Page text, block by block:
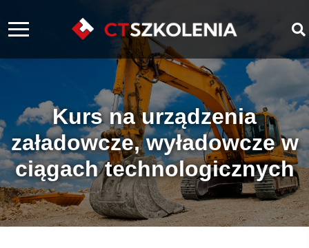
Kurs na urządzenia
załadowcze, wyładowcze w
ciągach technologicznych